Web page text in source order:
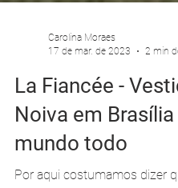
Carolina Moraes
17 de mar. de 2023
2 min
La Fiancée -
Noiva em Brasília